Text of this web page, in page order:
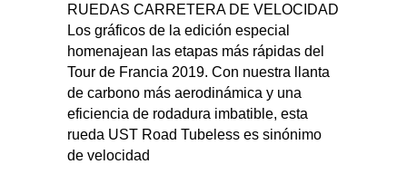
RUEDAS CARRETERA DE VELOCIDAD
Los gráficos de la edición especial
homenajean las etapas más rápidas del
Tour de Francia 2019. Con nuestra llanta
de carbono más aerodinámica y una
eficiencia de rodadura imbatible, esta
rueda UST Road Tubeless es sinónimo
de velocidad